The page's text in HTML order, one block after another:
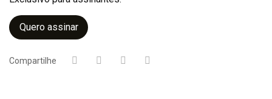
Quero assinar
Compartilhe